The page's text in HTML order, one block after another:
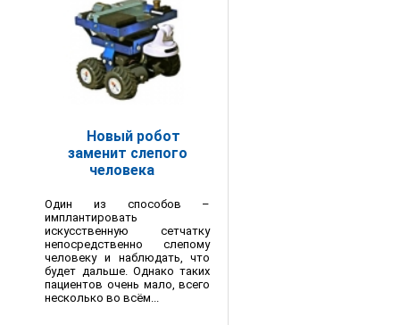
Новый робот
заменит слепого
человека
Один из способов –
имплантировать
искусственную сетчатку
непосредственно слепому
человеку и наблюдать, что
будет дальше. Однако таких
пациентов очень мало, всего
несколько во всём...